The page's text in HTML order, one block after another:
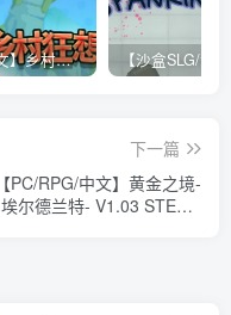
【SLG/中文】乡村狂想曲 V1.7.4 STEAM官方中文版【1.3G】
下一篇
【PC/RPG/中文】黄金之境-
埃尔德兰特- V1.03 STEAM